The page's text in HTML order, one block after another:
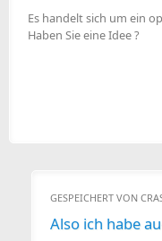
Es handelt sich um ein
Haben Sie eine Idee ?
GESPEICHERT VON
Also ich habe